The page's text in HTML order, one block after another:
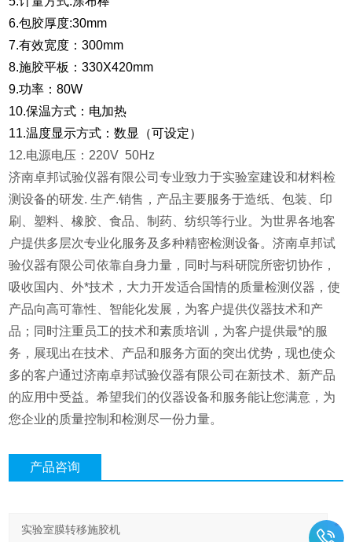
6.包胶厚度:30mm
7.有效宽度：300mm
8.施胶平板：330X420mm
9.功率：80W
10.保温方式：电加热
11.温度显示方式：数显（可设定）
12.电源电压：220V 50Hz
济南卓邦试验仪器有限公司专业致力于实验室建设和材料检
测设备的研发. 生产.销售，产品主要服务于造纸、包装、印
刷、塑料、橡胶、食品、制药、纺织等行业。为世界各地客
户提供多层次专业化服务及多种精密检测设备。济南卓邦试
验仪器有限公司依靠自身力量，同时与科研院所密切协作，
吸收国内、外*技术，大力开发适合国情的质量检测仪器，使
产品向高可靠性、智能化发展，为客户提供仪器技术和产
品；同时注重员工的技术和素质培训，为客户提供最*的服
务，展现出在技术、产品和服务方面的突出优势，现也使众
多的客户通过济南卓邦试验仪器有限公司在新技术、新产品
的应用中受益。希望我们的仪器设备和服务能让您满意，为
您企业的质量控制和检测尽一份力量。
产品咨询